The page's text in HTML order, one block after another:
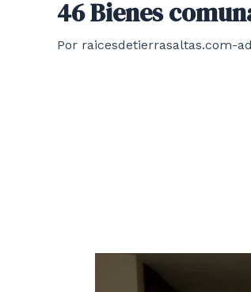
46 Bienes
Por raicesdetierrasaltas.com-